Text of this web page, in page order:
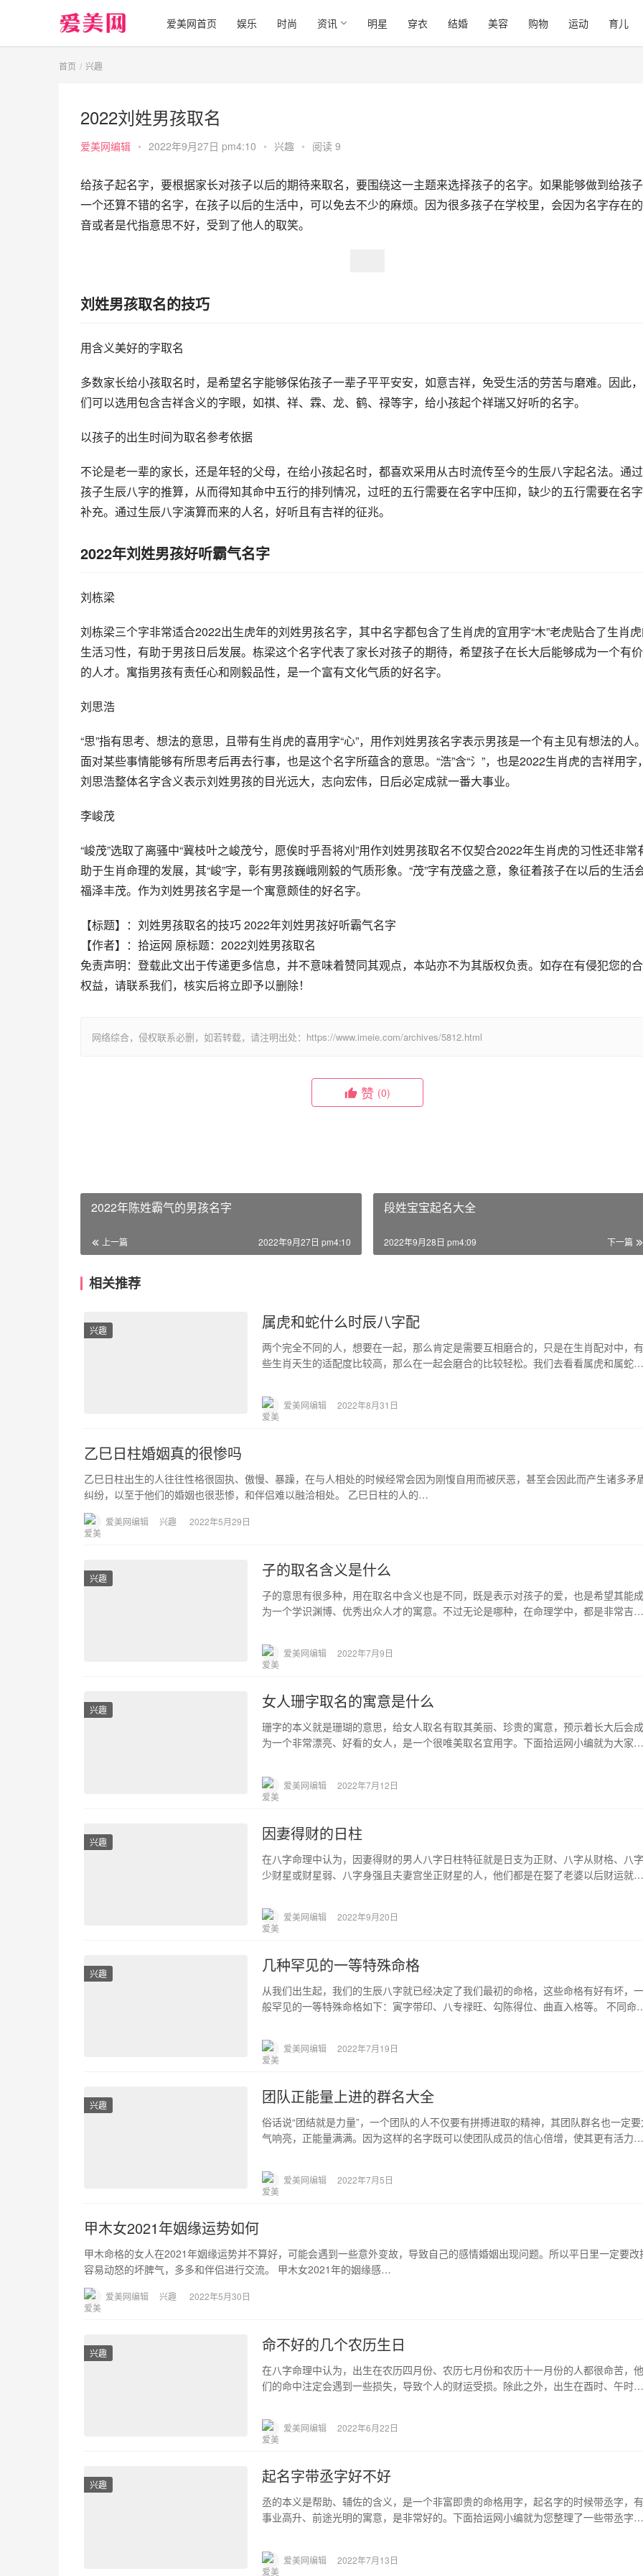
爱美网首页 娱乐 时尚 资讯 明星 穿衣 结婚 美容 购物 运动 育儿
首页 兴趣
2022刘姓男孩取名
爱美网编辑 • 2022年9月27日 pm4:10 • 兴趣 • 阅读 9
给孩子起名字，要根据家长对孩子以后的期待来取名，要围绕这一主题来选择孩子的名字。如果能够做到给孩
一个还算不错的名字，在孩子以后的生活中，可以免去不少的麻烦。因为很多孩子在学校里，会因为名字存在
音或者是代指意思不好，受到了他人的取笑。
刘姓男孩取名的技巧
用含义美好的字取名
多数家长给小孩取名时，是希望名字能够保佑孩子一辈子平平安安，如意吉祥，免受生活的劳苦与磨难。因此
们可以选用包含吉祥含义的字眼，如祺、祥、霖、龙、鹤、禄等字，给小孩起个祥瑞又好听的名字。
以孩子的出生时间为取名参考依据
不论是老一辈的家长，还是年轻的父母，在给小孩起名时，都喜欢采用从古时流传至今的生辰八字起名法。通
孩子生辰八字的推算，从而得知其命中五行的排列情况，过旺的五行需要在名字中压抑，缺少的五行需要在名
补充。通过生辰八字演算而来的人名，好听且有吉祥的征兆。
2022年刘姓男孩好听霸气名字
刘栋梁
刘栋梁三个字非常适合2022出生虎年的刘姓男孩名字，其中名字都包含了生肖虎的宜用字“木”老虎贴合了生肖
生活习性，有助于男孩日后发展。栋梁这个名字代表了家长对孩子的期待，希望孩子在长大后能够成为一个有
的人才。寓指男孩有责任心和刚毅品性，是一个富有文化气质的好名字。
刘思浩
“思”指有思考、想法的意思，且带有生肖虎的喜用字“心”，用作刘姓男孩名字表示男孩是一个有主见有想法的人。
面对某些事情能够有所思考后再去行事，也是这个名字所蕴含的意思。“浩”含“氵”，也是2022生肖虎的吉祥用字，
刘思浩整体名字含义表示刘姓男孩的目光远大，志向宏伟，日后必定成就一番大事业。
李峻茂
“峻茂”选取了离骚中“冀枝叶之峻茂兮，愿俟时乎吾将刈”用作刘姓男孩取名不仅契合2022年生肖虎的习性还非常
助于生肖命理的发展，其“峻”字，彰有男孩巍峨刚毅的气质形象。“茂”字有茂盛之意，象征着孩子在以后的生活
福泽丰茂。作为刘姓男孩名字是一个寓意颇佳的好名字。
【标题】：刘姓男孩取名的技巧 2022年刘姓男孩好听霸气名字
【作者】：拾运网 原标题：2022刘姓男孩取名
免责声明：登载此文出于传递更多信息，并不意味着赞同其观点，本站亦不为其版权负责。如存在有侵犯您的
权益，请联系我们，核实后将立即予以删除！
网络综合，侵权联系必删，如若转载，请注明出处：https://www.imeie.com/archives/5812.html
赞 (0)
2022年陈姓霸气的男孩名字
上一篇 2022年9月27日 pm4:10
段姓宝宝起名大全
下一篇
2022年9月28日 pm4:09
相关推荐
兴趣 属虎和蛇什么时辰八字配
两个完全不同的人，想要在一起，那么肯定是需要互相磨合的，只是在生肖配对中，有
些生肖天生的适配度比较高，那么在一起会磨合的比较轻松。我们去看看属虎和属蛇的
爱美网编辑 2022年8月31日
乙巳日柱婚姻真的很惨吗
乙巳日柱出生的人往往性格很固执、傲慢、暴躁，在与人相处的时候经常会因为刚愎自用而被厌恶，甚至会因此而产生诸多矛
纠纷，以至于他们的婚姻也很悲惨，和伴侣难以融洽相处。 乙巳日柱的人的…
爱美网编辑 兴趣 2022年5月29日
兴趣 子的取名含义是什么
子的意思有很多种，用在取名中含义也是不同，既是表示对孩子的爱，也是希望其能成
为一个学识渊博、优秀出众人才的寓意。不过无论是哪种，在命理学中，都是非常吉利
爱美网编辑 2022年7月9日
兴趣 女人珊字取名的寓意是什么
珊字的本义就是珊瑚的意思，给女人取名有取其美丽、珍贵的寓意，预示着长大后会成
为一个非常漂亮、好看的女人，是一个很唯美取名宜用字。下面拾运网小编就为大家整
爱美网编辑 2022年7月12日
兴趣 因妻得财的日柱
在八字命理中认为，因妻得财的男人八字日柱特征就是日支为正财、八字从财格、八字
少财星或财星弱、八字身强且夫妻宫坐正财星的人，他们都是在娶了老婆以后财运就会
爱美网编辑 2022年9月20日
兴趣 几种罕见的一等特殊命格
从我们出生起，我们的生辰八字就已经决定了我们最初的命格，这些命格有好有坏，一
般罕见的一等特殊命格如下：寅字带印、八专禄旺、勾陈得位、曲直入格等。 不同命
爱美网编辑 2022年7月19日
兴趣 团队正能量上进的群名大全
俗话说“团结就是力量”，一个团队的人不仅要有拼搏进取的精神，其团队群名也一定
气响亮，正能量满满。因为这样的名字既可以使团队成员的信心倍增，使其更有活力和
爱美网编辑 2022年7月5日
甲木女2021年姻缘运势如何
甲木命格的女人在2021年姻缘运势并不算好，可能会遇到一些意外变故，导致自己的感情婚姻出现问题。所以平日里一定要改
容易动怒的坏脾气，多多和伴侣进行交流。 甲木女2021年的姻缘感…
爱美网编辑 兴趣 2022年5月30日
兴趣 命不好的几个农历生日
在八字命理中认为，出生在农历四月份、农历七月份和农历十一月份的人都很命苦，他
们的命中注定会遇到一些损失，导致个人的财运受损。除此之外，出生在酉时、午时和
爱美网编辑 2022年6月22日
兴趣 起名字带丞字好不好
丞的本义是帮助、辅佐的含义，是一个非富即贵的命格用字，起名字的时候带丞字，有
事业高升、前途光明的寓意，是非常好的。下面拾运网小编就为您整理了一些带丞字的
爱美网编辑 2022年7月13日